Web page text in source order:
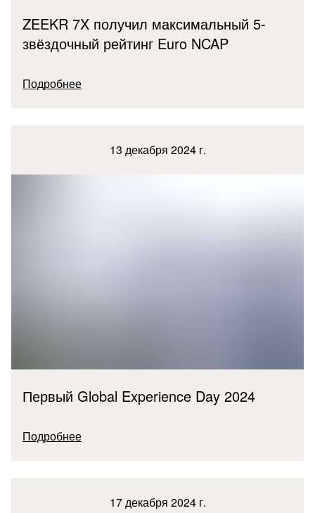
ZEEKR 7X получил максимальный 5-
звёздочный рейтинг Euro NCAP
Подробнее
13 декабря 2024 г.
Первый Global Experience Day 2024
Подробнее
17 декабря 2024 г.